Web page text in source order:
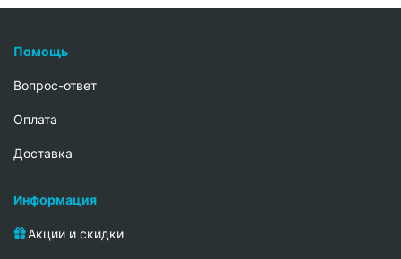
Помощь
Вопрос-ответ
Oплата
Доставка
Информация
Акции и скидки